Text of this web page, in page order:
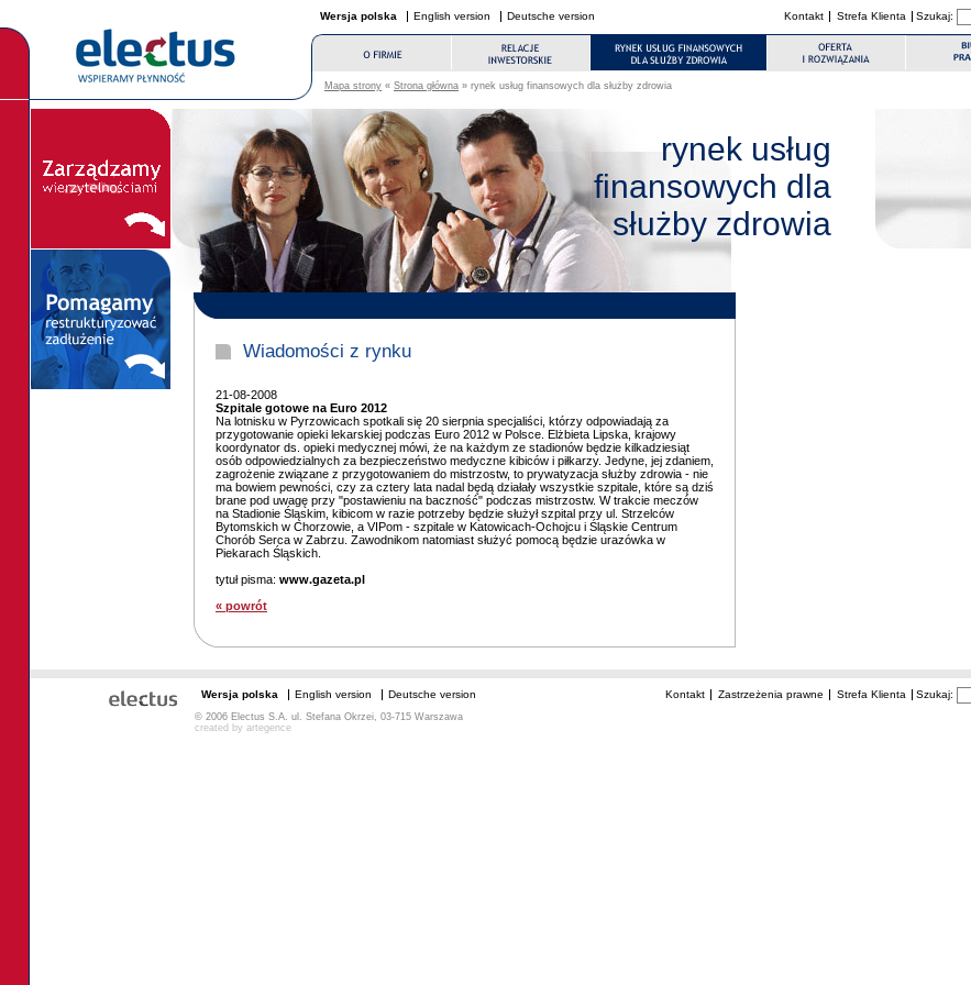
Kontakt Strefa Klienta Szukaj:
Wersja polska English version Deutsche version
Mapa strony « Strona główna » rynek usług finansowych dla służby zdrowia
rynek usług
finansowych dla
służby zdrowia
Wiadomości z rynku
21-08-2008
Szpitale gotowe na Euro 2012
Na lotnisku w Pyrzowicach spotkali się 20 sierpnia specjaliści, którzy odpowiadają za
przygotowanie opieki lekarskiej podczas Euro 2012 w Polsce. Elżbieta Lipska, krajowy
koordynator ds. opieki medycznej mówi, że na każdym ze stadionów będzie kilkadziesiąt
osób odpowiedzialnych za bezpieczeństwo medyczne kibiców i piłkarzy. Jedyne, jej zdaniem,
zagrożenie związane z przygotowaniem do mistrzostw, to prywatyzacja służby zdrowia - nie
ma bowiem pewności, czy za cztery lata nadal będą działały wszystkie szpitale, które są dziś
brane pod uwagę przy "postawieniu na baczność" podczas mistrzostw. W trakcie meczów
na Stadionie Śląskim, kibicom w razie potrzeby będzie służył szpital przy ul. Strzelców
Bytomskich w Chorzowie, a VIP­om ­- szpitale w Katowicach-Ochojcu i Śląskie Centrum
Chorób Serca w Zabrzu. Zawodnikom natomiast służyć pomocą będzie urazówka w
Piekarach Śląskich.
tytuł pisma: www.gazeta.pl
« powrót
Kontakt Zastrzeżenia prawne Strefa Klienta Szukaj:
Wersja polska English version Deutsche version
© 2006 Electus S.A. ul. Stefana Okrzei, 03-715 Warszawa
created by artegence